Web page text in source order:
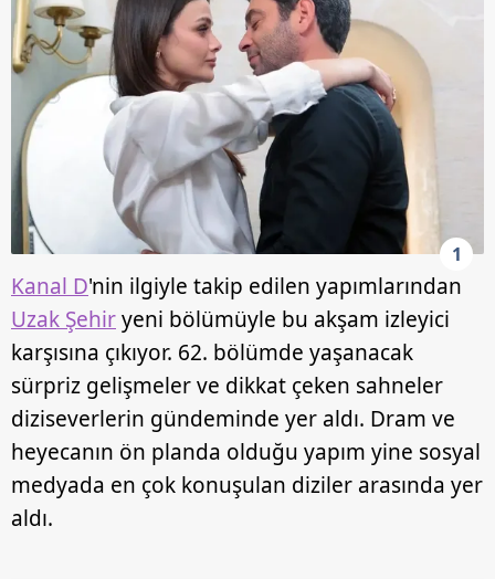
1
Kanal D'nin ilgiyle takip edilen yapımlarından
Uzak Şehiryeni bölümüyle bu akşam izleyici
karşısına çıkıyor. 62. bölümde yaşanacak
sürpriz gelişmeler ve dikkat çeken sahneler
diziseverlerin gündeminde yer aldı. Dram ve
heyecanın ön planda olduğu yapım yine sosyal
medyada en çok konuşulan diziler arasında yer
aldı.